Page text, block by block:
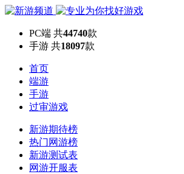
PC端 共44740款
手游 共18097款
首页
端游
手游
过审游戏
新游期待榜
热门网游榜
新游测试表
网游开服表